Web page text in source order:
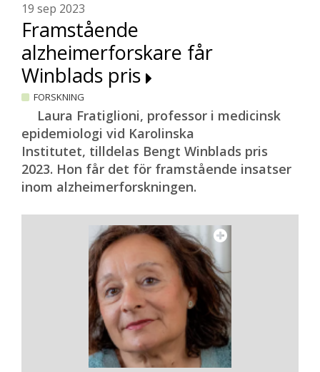
19 sep 2023
Framstående
alzheimerforskare får
Winblads pris
FORSKNING
Laura Fratiglioni, professor i medicinsk
epidemiologi vid Karolinska
Institutet, tilldelas Bengt Winblads pris
2023. Hon får det för framstående insatser
inom alzheimerforskningen.